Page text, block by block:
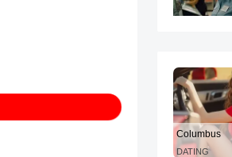
Columbus
DATING